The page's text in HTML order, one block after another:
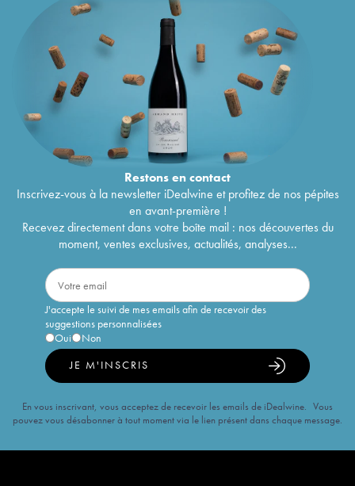
Restons encontact
Inscrivez-vous à la newsletter iDealwine et profitez de nos pépites
en avant-première !
Recevez directement dans votre boîte mail : nos découvertes du
moment, ventes exclusives, actualités, analyses...
J'accepte le suivi de mes emails afin de recevoir des
suggestions personnalisées
Oui
Non
JE M'INSCRIS
En vous inscrivant, vous acceptez de recevoir les emails de iDealwine. Vous
pouvez vous désabonner à tout moment via le lien présent dans chaque message.